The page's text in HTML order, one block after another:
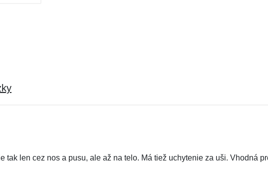
tak len cez nos a pusu, ale až na telo. Má tiež uchytenie za uši. Vhodná